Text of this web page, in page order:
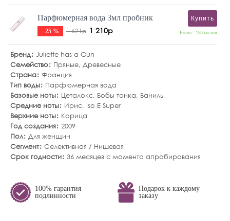
Парфюмерная вода 3мл пробник
- 25 % 1 621р 1 210р
Купить
Бонус: 18 баллов
Бренд Juliette has a Gun
Семейство
Пряные, Древесные
Страна Франция
Тип воды
Парфюмерная вода
Базовые ноты
Цеталокс, Бобы тонка, Ваниль
Средние ноты
Ирис, Iso E Super
Верхние ноты
Корица
Год создания 2009
Пол Для женщин
Сегмент Селективная / Нишевая
Срок годности 36 месяцев с момента апробирования
100% гарантия
подлинности
Подарок к каждому
заказу